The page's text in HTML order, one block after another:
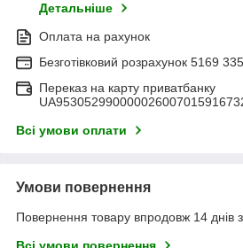
Детальніше
Оплата на рахунок
Безготівковий розрахунок 5169
Переказ на карту приватбанку
Всі умови оплати
Умови повернення
Повернення товару впродовж 14 днів